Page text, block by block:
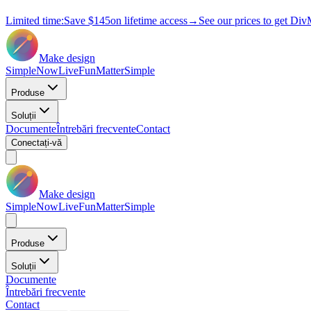
Limited time:Save $145on lifetime access→ See our prices to get
Make design
SimpleNowLiveFunMatterSimple
Produse
Soluții
DocumenteÎntrebări frecventeContact
Conectați-vă
Make design
SimpleNowLiveFunMatterSimple
Produse
Soluții
Documente
Întrebări frecvente
Contact